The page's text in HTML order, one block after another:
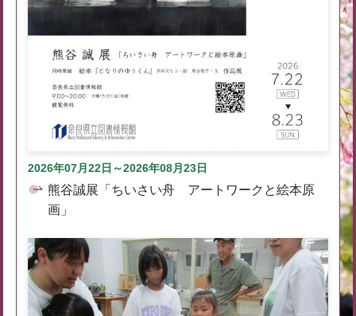
2026年07月22日～2026年08月23日
熊谷誠展「ちいさい舟 アートワークと絵本原
画」